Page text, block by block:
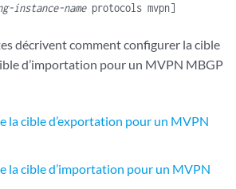
instance-nameprotocols mvpn]
décrivent comment configurer la cible
d’importation pour un MVPN MBGP
la cible d’exportation pour un MVPN
la cible d’importation pour un MVPN